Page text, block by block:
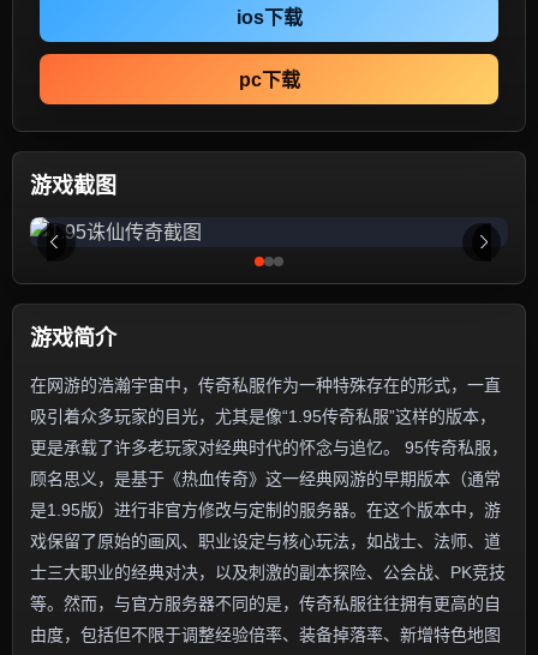
ios下载
pc下载
游戏截图
游戏简介
在网游的浩瀚宇宙中，传奇私服作为一种特殊存在的形式，一直
吸引着众多玩家的目光，尤其是像“1.95传奇私服”这样的版本，
更是承载了许多老玩家对经典时代的怀念与追忆。 95传奇私服，
顾名思义，是基于《热血传奇》这一经典网游的早期版本（通常
是1.95版）进行非官方修改与定制的服务器。在这个版本中，游
戏保留了原始的画风、职业设定与核心玩法，如战士、法师、道
士三大职业的经典对决，以及刺激的副本探险、公会战、PK竞技
等。然而，与官方服务器不同的是，传奇私服往往拥有更高的自
由度，包括但不限于调整经验倍率、装备掉落率、新增特色地图